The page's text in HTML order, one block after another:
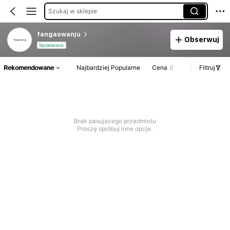
Szukaj w sklepie
fangaowanju
Sprzedawca
Obserwuj
Rekomendowane Najbardziej Popularne Cena Filtruj
Brak pasujacego przedmiotu
Proszę spróbuj inne opcje.